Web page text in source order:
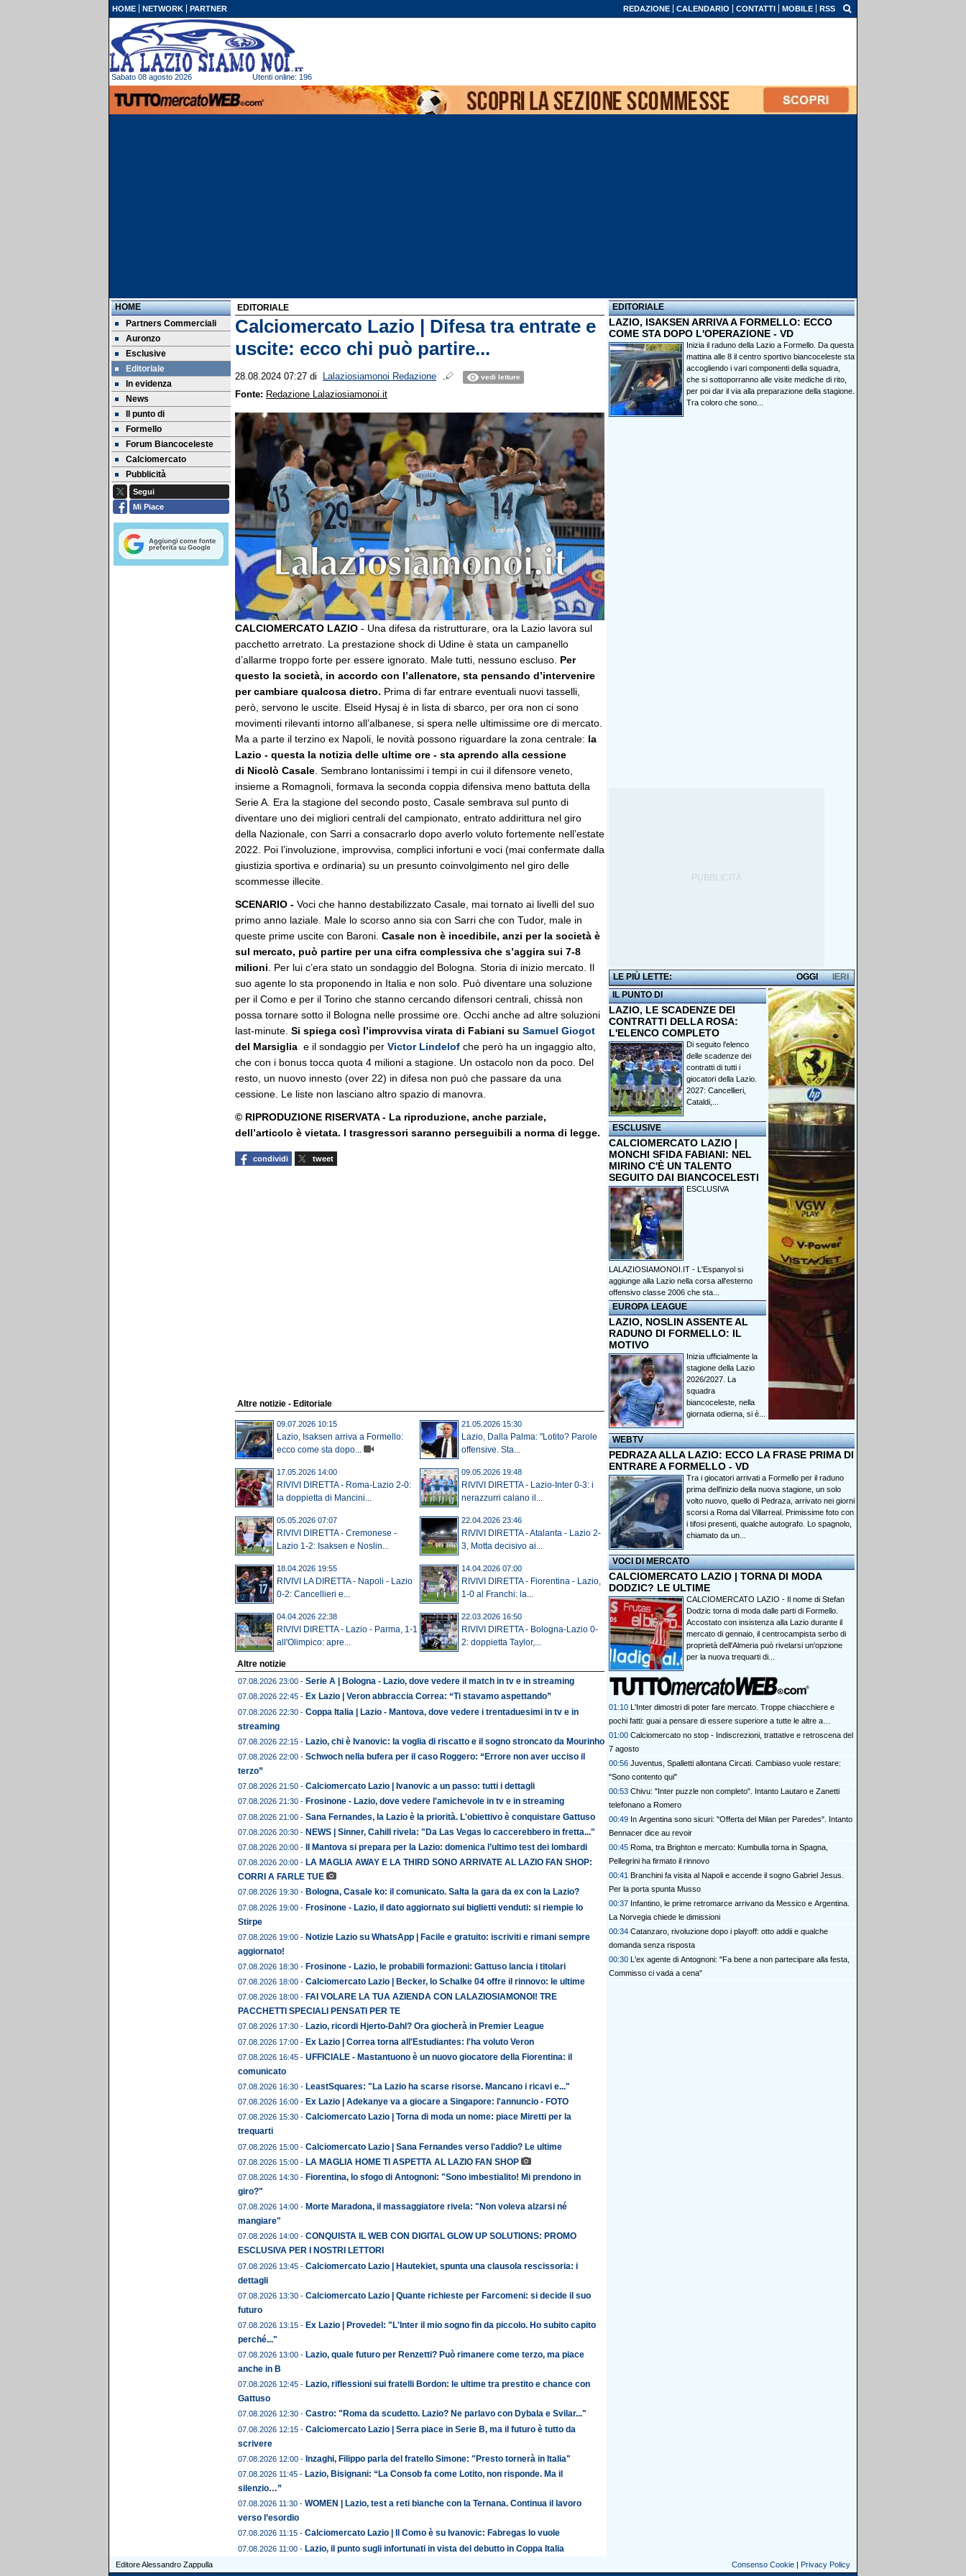
HOME NETWORK PARTNER REDAZIONE CALENDARIO CONTATTI MOBILE RSS
Sabato 08 agosto 2026 Utenti online: 196
HOME
Partners Commerciali
Auronzo
Esclusive
Editoriale
In evidenza
News
Il punto di
Formello
Forum Biancoceleste
Calciomercato
Pubblicità
Segui
Mi Piace
EDITORIALE
Calciomercato Lazio | Difesa tra entrate e
uscite: ecco chi può partire...
28.08.2024 07:27 di Lalaziosiamonoi Redazione vedi letture
Fonte: Redazione Lalaziosiamonoi.it
CALCIOMERCATO LAZIO - Una difesa da ristrutturare, ora la Lazio lavora sul
pacchetto arretrato. La prestazione shock di Udine è stata un campanello
d’allarme troppo forte per essere ignorato. Male tutti, nessuno escluso. Per
questo la società, in accordo con l’allenatore, sta pensando d’intervenire
per cambiare qualcosa dietro. Prima di far entrare eventuali nuovi tasselli,
però, servono le uscite. Elseid Hysaj è in lista di sbarco, per ora non ci sono
movimenti rilevanti intorno all’albanese, si spera nelle ultimissime ore di mercato.
Ma a parte il terzino ex Napoli, le novità possono riguardare la zona centrale: la
Lazio - questa la notizia delle ultime ore - sta aprendo alla cessione
di Nicolò Casale . Sembrano lontanissimi i tempi in cui il difensore veneto,
insieme a Romagnoli, formava la seconda coppia difensiva meno battuta della
Serie A. Era la stagione del secondo posto, Casale sembrava sul punto di
diventare uno dei migliori centrali del campionato, entrato addirittura nel giro
della Nazionale, con Sarri a consacrarlo dopo averlo voluto fortemente nell’estate
2022. Poi l’involuzione, improvvisa, complici infortuni e voci (mai confermate dalla
giustizia sportiva e ordinaria) su un presunto coinvolgimento nel giro delle
scommesse illecite.
SCENARIO - Voci che hanno destabilizzato Casale, mai tornato ai livelli del suo
primo anno laziale. Male lo scorso anno sia con Sarri che con Tudor, male in
queste prime uscite con Baroni. Casale non è incedibile, anzi per la società è
sul mercato, può partire per una cifra complessiva che s’aggira sui 7-8
milioni . Per lui c’era stato un sondaggio del Bologna. Storia di inizio mercato. Il
suo agente lo sta proponendo in Italia e non solo. Può diventare una soluzione
per il Como e per il Torino che stanno cercando difensori centrali, chissà non
possa tornare sotto il Bologna nelle prossime ore. Occhi anche ad altre soluzioni
last-minute. Si spiega così l’improvvisa virata di Fabiani su Samuel Giogot
del Marsiglia e il sondaggio per Victor Lindelof che però ha un ingaggio alto,
che con i bonus tocca quota 4 milioni a stagione. Un ostacolo non da poco. Del
resto, un nuovo innesto (over 22) in difesa non può che passare da una
cessione. Le liste non lasciano altro spazio di manovra.
© RIPRODUZIONE RISERVATA - La riproduzione, anche parziale,
dell’articolo è vietata. I trasgressori saranno perseguibili a norma di legge.
condividi tweet
Altre notizie - Editoriale
09.07.2026 10:15
Lazio, Isaksen arriva a Formello:
ecco come sta dopo...
21.05.2026 15:30
Lazio, Dalla Palma: "Lotito? Parole
offensive. Sta...
17.05.2026 14:00
RIVIVI DIRETTA - Roma-Lazio 2-0:
la doppietta di Mancini...
09.05.2026 19:48
RIVIVI DIRETTA - Lazio-Inter 0-3: i
nerazzurri calano il...
05.05.2026 07:07
RIVIVI DIRETTA - Cremonese -
Lazio 1-2: Isaksen e Noslin...
22.04.2026 23:46
RIVIVI DIRETTA - Atalanta - Lazio 2-
3, Motta decisivo ai...
18.04.2026 19:55
RIVIVI LA DIRETTA - Napoli - Lazio
0-2: Cancellieri e...
14.04.2026 07:00
RIVIVI DIRETTA - Fiorentina - Lazio,
1-0 al Franchi: la...
04.04.2026 22:38
RIVIVI DIRETTA - Lazio - Parma, 1-1
all'Olimpico: apre...
22.03.2026 16:50
RIVIVI DIRETTA - Bologna-Lazio 0-
2: doppietta Taylor,...
Altre notizie
07.08.2026 23:00 - Serie A | Bologna - Lazio, dove vedere il match in tv e in streaming
07.08.2026 22:45 - Ex Lazio | Veron abbraccia Correa: “Ti stavamo aspettando”
07.08.2026 22:30 - Coppa Italia | Lazio - Mantova, dove vedere i trentaduesimi in tv e in
streaming
07.08.2026 22:15 - Lazio, chi è Ivanovic: la voglia di riscatto e il sogno stroncato da Mourinho
07.08.2026 22:00 - Schwoch nella bufera per il caso Roggero: “Errore non aver ucciso il
terzo”
07.08.2026 21:50 - Calciomercato Lazio | Ivanovic a un passo: tutti i dettagli
07.08.2026 21:30 - Frosinone - Lazio, dove vedere l'amichevole in tv e in streaming
07.08.2026 21:00 - Sana Fernandes, la Lazio è la priorità. L'obiettivo è conquistare Gattuso
07.08.2026 20:30 - NEWS | Sinner, Cahill rivela: "Da Las Vegas lo caccerebbero in fretta..."
07.08.2026 20:00 - Il Mantova si prepara per la Lazio: domenica l’ultimo test dei lombardi
07.08.2026 20:00 - LA MAGLIA AWAY E LA THIRD SONO ARRIVATE AL LAZIO FAN SHOP:
CORRI A FARLE TUE
07.08.2026 19:30 - Bologna, Casale ko: il comunicato. Salta la gara da ex con la Lazio?
07.08.2026 19:00 - Frosinone - Lazio, il dato aggiornato sui biglietti venduti: si riempie lo
Stirpe
07.08.2026 19:00 - Notizie Lazio su WhatsApp | Facile e gratuito: iscriviti e rimani sempre
aggiornato!
07.08.2026 18:30 - Frosinone - Lazio, le probabili formazioni: Gattuso lancia i titolari
07.08.2026 18:00 - Calciomercato Lazio | Becker, lo Schalke 04 offre il rinnovo: le ultime
07.08.2026 18:00 - FAI VOLARE LA TUA AZIENDA CON LALAZIOSIAMONOI! TRE
PACCHETTI SPECIALI PENSATI PER TE
07.08.2026 17:30 - Lazio, ricordi Hjerto-Dahl? Ora giocherà in Premier League
07.08.2026 17:00 - Ex Lazio | Correa torna all'Estudiantes: l'ha voluto Veron
07.08.2026 16:45 - UFFICIALE - Mastantuono è un nuovo giocatore della Fiorentina: il
comunicato
07.08.2026 16:30 - LeastSquares: "La Lazio ha scarse risorse. Mancano i ricavi e..."
07.08.2026 16:00 - Ex Lazio | Adekanye va a giocare a Singapore: l'annuncio - FOTO
07.08.2026 15:30 - Calciomercato Lazio | Torna di moda un nome: piace Miretti per la
trequarti
07.08.2026 15:00 - Calciomercato Lazio | Sana Fernandes verso l'addio? Le ultime
07.08.2026 15:00 - LA MAGLIA HOME TI ASPETTA AL LAZIO FAN SHOP
07.08.2026 14:30 - Fiorentina, lo sfogo di Antognoni: "Sono imbestialito! Mi prendono in
giro?"
07.08.2026 14:00 - Morte Maradona, il massaggiatore rivela: "Non voleva alzarsi né
mangiare"
07.08.2026 14:00 - CONQUISTA IL WEB CON DIGITAL GLOW UP SOLUTIONS: PROMO
ESCLUSIVA PER I NOSTRI LETTORI
07.08.2026 13:45 - Calciomercato Lazio | Hautekiet, spunta una clausola rescissoria: i
dettagli
07.08.2026 13:30 - Calciomercato Lazio | Quante richieste per Farcomeni: si decide il suo
futuro
07.08.2026 13:15 - Ex Lazio | Provedel: "L'Inter il mio sogno fin da piccolo. Ho subito capito
perché..."
07.08.2026 13:00 - Lazio, quale futuro per Renzetti? Può rimanere come terzo, ma piace
anche in B
07.08.2026 12:45 - Lazio, riflessioni sui fratelli Bordon: le ultime tra prestito e chance con
Gattuso
07.08.2026 12:30 - Castro: "Roma da scudetto. Lazio? Ne parlavo con Dybala e Svilar..."
07.08.2026 12:15 - Calciomercato Lazio | Serra piace in Serie B, ma il futuro è tutto da
scrivere
07.08.2026 12:00 - Inzaghi, Filippo parla del fratello Simone: "Presto tornerà in Italia"
07.08.2026 11:45 - Lazio, Bisignani: “La Consob fa come Lotito, non risponde. Ma il
silenzio…”
07.08.2026 11:30 - WOMEN | Lazio, test a reti bianche con la Ternana. Continua il lavoro
verso l’esordio
07.08.2026 11:15 - Calciomercato Lazio | Il Como è su Ivanovic: Fabregas lo vuole
07.08.2026 11:00 - Lazio, il punto sugli infortunati in vista del debutto in Coppa Italia
EDITORIALE
LAZIO, ISAKSEN ARRIVA A FORMELLO: ECCO
COME STA DOPO L'OPERAZIONE - VD
Inizia il raduno della Lazio a Formello. Da questa
mattina alle 8 il centro sportivo biancoceleste sta
accogliendo i vari componenti della squadra,
che si sottoporranno alle visite mediche di rito,
per poi dar il via alla preparazione della stagione.
Tra coloro che sono...
LE PIÙ LETTE: IERI
OGGI
IL PUNTO DI
LAZIO, LE SCADENZE DEI
CONTRATTI DELLA ROSA:
L'ELENCO COMPLETO
Di seguito l'elenco
delle scadenze dei
contratti di tutti i
giocatori della Lazio.
2027: Cancellieri,
Cataldi,...
ESCLUSIVE
CALCIOMERCATO LAZIO |
MONCHI SFIDA FABIANI: NEL
MIRINO C'È UN TALENTO
SEGUITO DAI BIANCOCELESTI
ESCLUSIVA
LALAZIOSIAMONOI.IT - L'Espanyol si
aggiunge alla Lazio nella corsa all'esterno
offensivo classe 2006 che sta...
EUROPA LEAGUE
LAZIO, NOSLIN ASSENTE AL
RADUNO DI FORMELLO: IL
MOTIVO
Inizia ufficialmente la
stagione della Lazio
2026/2027. La
squadra
biancoceleste, nella
giornata odierna, si è...
WEBTV
PEDRAZA ALLA LAZIO: ECCO LA FRASE PRIMA DI
ENTRARE A FORMELLO - VD
Tra i giocatori arrivati a Formello per il raduno
prima dell'inizio della nuova stagione, un solo
volto nuovo, quello di Pedraza, arrivato nei giorni
scorsi a Roma dal Villarreal. Primissime foto con
i tifosi presenti, qualche autografo. Lo spagnolo,
chiamato da un...
VOCI DI MERCATO
CALCIOMERCATO LAZIO | TORNA DI MODA
DODZIC? LE ULTIME
CALCIOMERCATO LAZIO - Il nome di Stefan
Dodzic torna di moda dalle parti di Formello.
Accostato con insistenza alla Lazio durante il
mercato di gennaio, il centrocampista serbo di
proprietà dell'Almeria può rivelarsi un'opzione
per la nuova trequarti di...
01:10 L'Inter dimostri di poter fare mercato. Troppe chiacchiere e
pochi fatti: guai a pensare di essere superiore a tutte le altre a
prescindere. Juve, il portiere può diventare un "problema". Milan-Leao,
serve una decisione netta
01:00 Calciomercato no stop - Indiscrezioni, trattative e retroscena del
7 agosto
00:56 Juventus, Spalletti allontana Circati. Cambiaso vuole restare:
"Sono contento qui"
00:53 Chivu: "Inter puzzle non completo". Intanto Lautaro e Zanetti
telefonano a Romero
00:49 In Argentina sono sicuri: "Offerta del Milan per Paredes". Intanto
Bennacer dice au revoir
00:45 Roma, tra Brighton e mercato: Kumbulla torna in Spagna,
Pellegrini ha firmato il rinnovo
00:41 Branchini fa visita al Napoli e accende il sogno Gabriel Jesus.
Per la porta spunta Musso
00:37 Infantino, le prime retromarce arrivano da Messico e Argentina.
La Norvegia chiede le dimissioni
00:34 Catanzaro, rivoluzione dopo i playoff: otto addii e qualche
domanda senza risposta
00:30 L'ex agente di Antognoni: "Fa bene a non partecipare alla festa,
Commisso ci vada a cena"
Editore Alessandro Zappulla Consenso Cookie | Privacy Policy